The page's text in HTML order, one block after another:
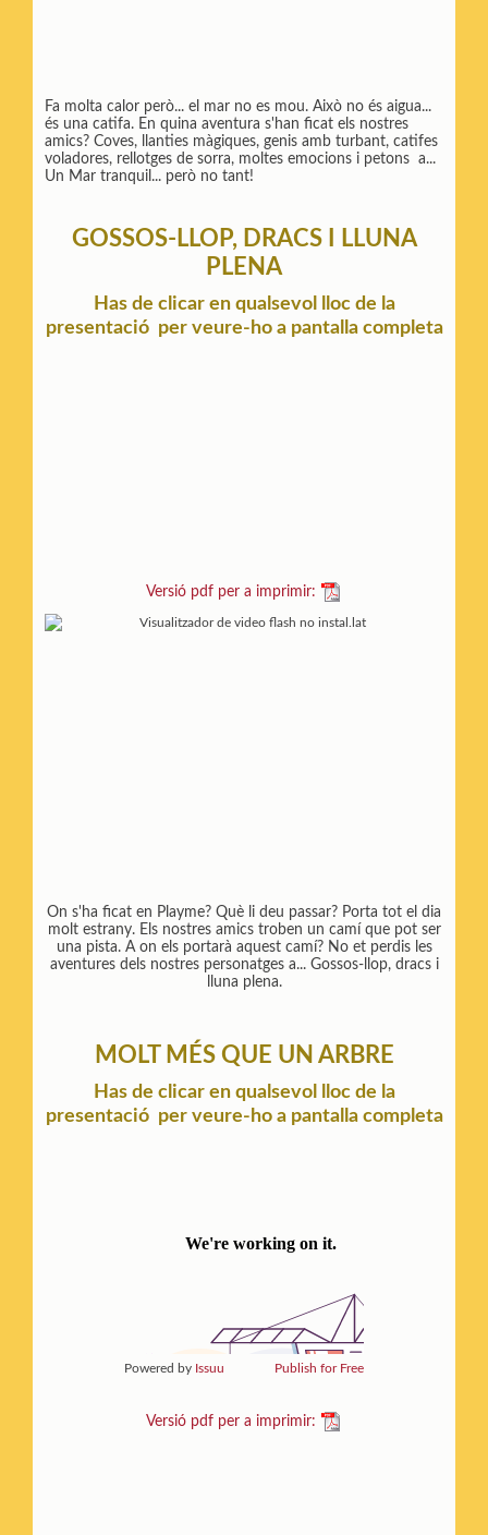
Fa molta calor però... el mar no es mou. Això no és aigua...
és una catifa. En quina aventura s'han ficat els nostres
amics? Coves, llanties màgiques, genis amb turbant, catifes
voladores, rellotges de sorra, moltes emocions i petons a...
Un Mar tranquil... però no tant!
GOSSOS-LLOP, DRACS I LLUNA
PLENA
Has de clicar en qualsevol lloc de la
presentació per veure-ho a pantalla completa
Versió pdf per a imprimir:
On s'ha ficat en Playme? Què li deu passar? Porta tot el dia
molt estrany. Els nostres amics troben un camí que pot ser
una pista. A on els portarà aquest camí? No et perdis les
aventures dels nostres personatges a... Gossos-llop, dracs i
lluna plena.
MOLT MÉS QUE UN ARBRE
Has de clicar en qualsevol lloc de la
presentació per veure-ho a pantalla completa
Powered by Issuu Publish for Free
Versió pdf per a imprimir: